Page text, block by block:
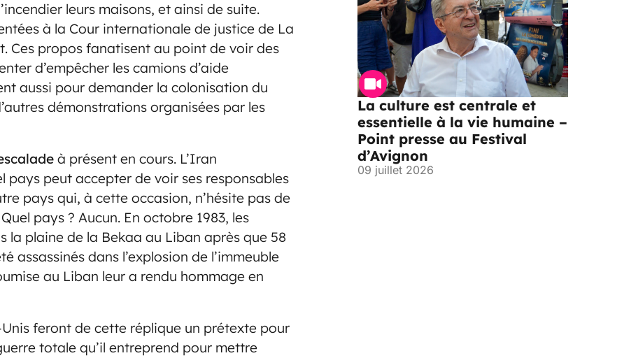
leurs maisons, et ainsi de suite.
à la Cour internationale de justice de La
Ces propos fanatisent au point de voir des
d’empêcher les camions d’aide
aussi pour demander la colonisation du
démonstrations organisées par les
à présent en cours. L’Iran
pays peut accepter de voir ses responsables
pays qui, à cette occasion, n’hésite pas de
pays ? Aucun. En octobre 1983, les
plaine de la Bekaa au Liban après que 58
assassinés dans l’explosion de l’immeuble
au Liban leur a rendu hommage en
feront de cette réplique un prétexte pour
totale qu’il entreprend pour mettre
La culture est centrale et
essentielle à la vie humaine –
Point presse au Festival
d’Avignon
09 juillet 2026